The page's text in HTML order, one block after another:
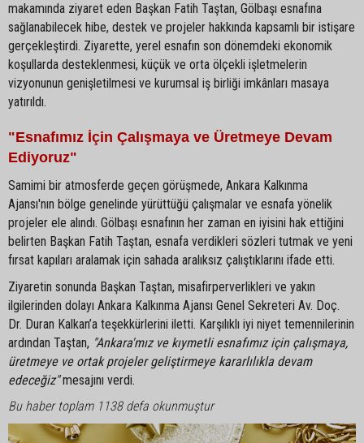
makamında ziyaret eden Başkan Fatih Taştan, Gölbaşı esnafına
sağlanabilecek hibe, destek ve projeler hakkında kapsamlı bir istişare
gerçekleştirdi. Ziyarette, yerel esnafın son dönemdeki ekonomik
koşullarda desteklenmesi, küçük ve orta ölçekli işletmelerin
vizyonunun genişletilmesi ve kurumsal iş birliği imkânları masaya
yatırıldı.
"Esnafımız İçin Çalışmaya ve Üretmeye Devam
Ediyoruz"
Samimi bir atmosferde geçen görüşmede, Ankara Kalkınma
Ajansı'nın bölge genelinde yürüttüğü çalışmalar ve esnafa yönelik
projeler ele alındı. Gölbaşı esnafının her zaman en iyisini hak ettiğini
belirten Başkan Fatih Taştan, esnafa verdikleri sözleri tutmak ve yeni
fırsat kapıları aralamak için sahada aralıksız çalıştıklarını ifade etti.
Ziyaretin sonunda Başkan Taştan, misafirperverlikleri ve yakın
ilgilerinden dolayı Ankara Kalkınma Ajansı Genel Sekreteri Av. Doç.
Dr. Duran Kalkan’a teşekkürlerini iletti. Karşılıklı iyi niyet temennilerinin
ardından Taştan, "Ankara'mız ve kıymetli esnafımız için çalışmaya,
üretmeye ve ortak projeler geliştirmeye kararlılıkla devam
edeceğiz"mesajını verdi.
Bu haber toplam 1138 defa okunmuştur